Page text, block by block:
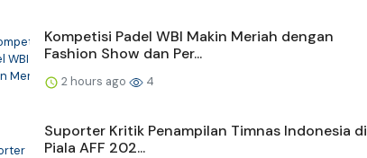
Kompetisi Padel WBI Makin Meriah dengan
Fashion Show dan Per...
2 hours ago 4
Suporter Kritik Penampilan Timnas Indonesia di
Piala AFF 202...